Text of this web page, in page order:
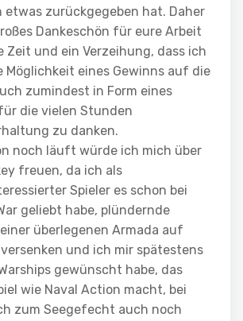
etwas zurückgegeben hat. Daher
Dankeschön für eure Arbeit
Zeit und ein Verzeihung, dass ich
Möglichkeit eines Gewinns auf die
zumindest in Form eines
die vielen Stunden
zu danken.
noch läuft würde ich mich über
freuen, da ich als
Spieler es schon bei
geliebt habe, plündernde
überlegenen Armada auf
und ich mir spätestens
gewünscht habe, das
wie Naval Action macht, bei
zum Seegefecht auch noch